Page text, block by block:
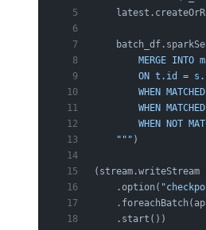
MERGE INTO
ON t.id =
WHEN
WHEN
WHEN NOT
    """
)
(stream.writeStream
    .option(
    .start())